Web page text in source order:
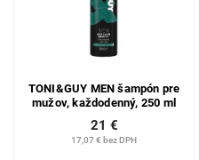
TONI&GUY MEN šampón pre
mužov, každodenný, 250 ml
17,07 € bez DPH
21 €